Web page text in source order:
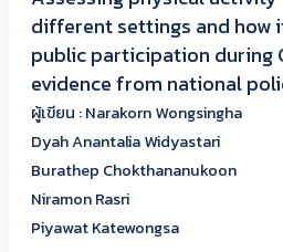
different settings and how
public participation during
evidence from national
ผู้เขียน : Narakorn Wongsingha
Dyah Anantalia Widyastari
Burathep Chokthananukoon
Niramon Rasri
Piyawat Katewongsa